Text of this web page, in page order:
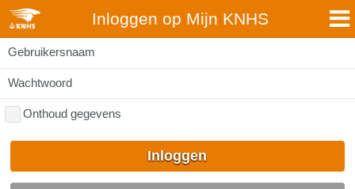
Inloggen op Mijn KNHS
Gebruikersnaam
Wachtwoord
Onthoud gegevens
Inloggen